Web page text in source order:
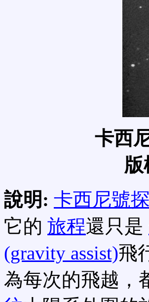
卡西
說明: 卡西尼號
它的 旅程還只是
(gravity assist)飛
為每次的飛越，